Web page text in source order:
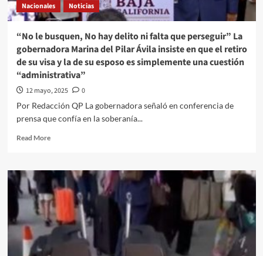
Nacionales Noticias
“No le busquen, No hay delito ni falta que perseguir” La
gobernadora Marina del Pilar Ávila insiste en que el retiro
de su visa y la de su esposo es simplemente una cuestión
“administrativa”
12 mayo, 2025
0
Por Redacción QP La gobernadora señaló en conferencia de
prensa que confía en la soberanía...
Read MoreRead
“No
le
busquen,
No
hay
delito
ni